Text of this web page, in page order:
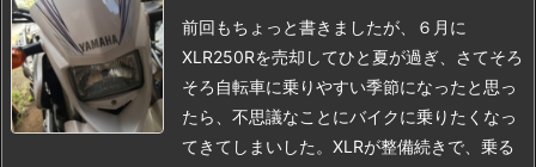
前回もちょっと書きましたが、６月に
XLR250Rを売却してひと夏が過ぎ、さてそろ
そろ自転車に乗りやすい季節になったと思っ
たら、不思議なことにバイクに乗りたくなっ
てきてしまいした。 XLRが整備続きで、乗る